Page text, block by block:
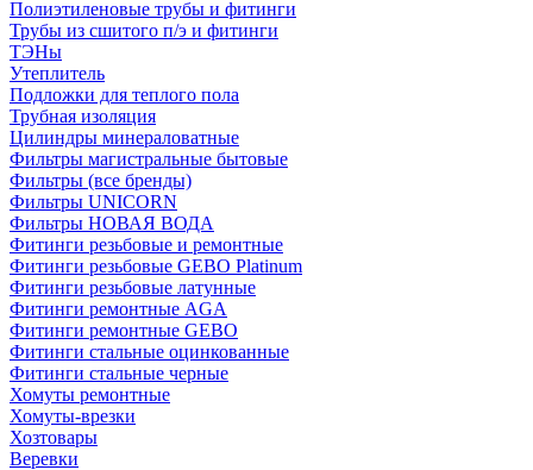
Полиэтиленовые трубы и фитинги
Трубы из сшитого п/э и фитинги
ТЭНы
Утеплитель
Подложки для теплого пола
Трубная изоляция
Цилиндры минераловатные
Фильтры магистральные бытовые
Фильтры (все бренды)
Фильтры UNICORN
Фильтры НОВАЯ ВОДА
Фитинги резьбовые и ремонтные
Фитинги резьбовые GEBO Platinum
Фитинги резьбовые латунные
Фитинги ремонтные AGA
Фитинги ремонтные GEBO
Фитинги стальные оцинкованные
Фитинги стальные черные
Хомуты ремонтные
Хомуты-врезки
Хозтовары
Веревки